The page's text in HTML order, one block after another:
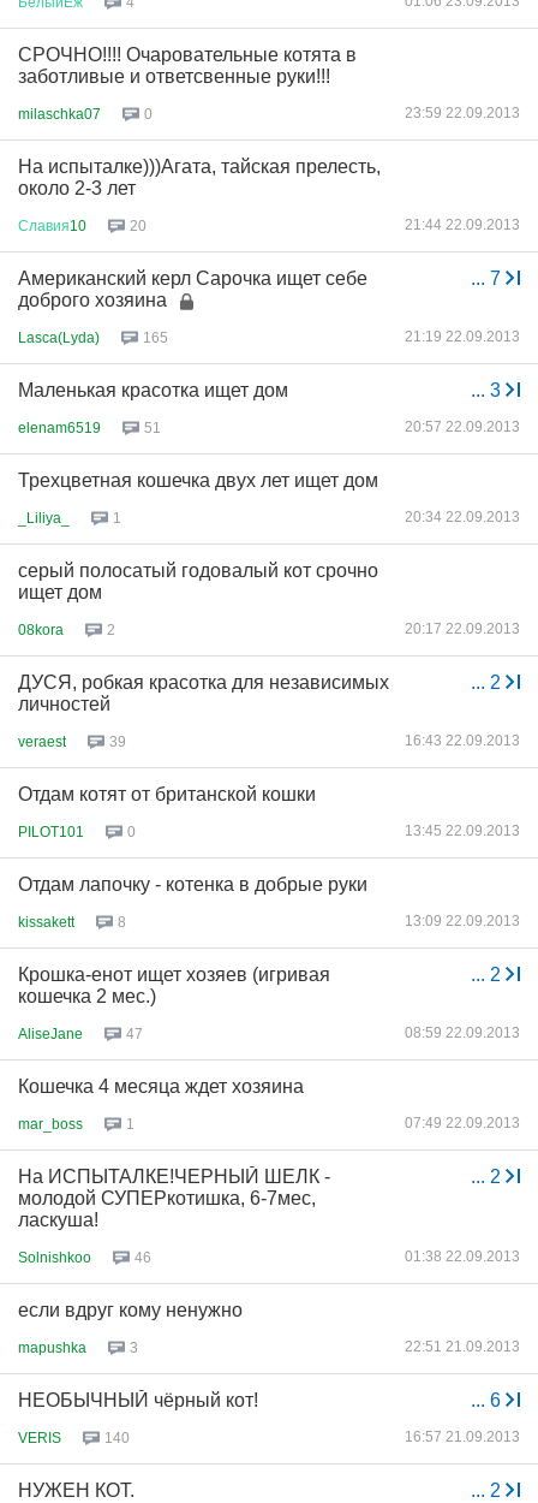
СРОЧНО!!!! Очаровательные котята в
заботливые и ответсвенные руки!!!
milaschka07 0 23:59 22.09.2013
На испыталке)))Агата, тайская прелесть,
около 2-3 лет
Славия10 20 21:44 22.09.2013
... 7
Американский керл Сарочка ищет себе
доброго хозяина
Lasca(Lyda) 165 21:19 22.09.2013
... 3
Маленькая красотка ищет дом
elenam6519 51 20:57 22.09.2013
Трехцветная кошечка двух лет ищет дом
_Liliya_ 1 20:34 22.09.2013
серый полосатый годовалый кот срочно
ищет дом
08kora 2 20:17 22.09.2013
... 2
ДУСЯ, робкая красотка для независимых
личностей
veraest 39 16:43 22.09.2013
Отдам котят от британской кошки
PILOT101 0 13:45 22.09.2013
Отдам лапочку - котенка в добрые руки
kissakett 8 13:09 22.09.2013
... 2
Крошка-енот ищет хозяев (игривая
кошечка 2 мес.)
AliseJane 47 08:59 22.09.2013
Кошечка 4 месяца ждет хозяина
mar_boss 1 07:49 22.09.2013
... 2
На ИСПЫТАЛКЕ!ЧЕРНЫЙ ШЕЛК -
молодой СУПЕРкотишка, 6-7мес,
ласкуша!
Solnishkoo 46 01:38 22.09.2013
если вдруг кому ненужно
mapushka 3 22:51 21.09.2013
... 6
НЕОБЫЧНЫЙ чёрный кот!
VERIS 140 16:57 21.09.2013
... 2
НУЖЕН КОТ.